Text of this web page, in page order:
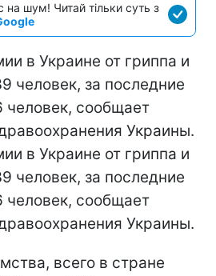
на шум! Читай тільки суть з
в Украине от гриппа и
человек, за последние
человек, сообщает
Украины.
в Украине от гриппа и
человек, за последние
человек, сообщает
Украины.
всего в стране